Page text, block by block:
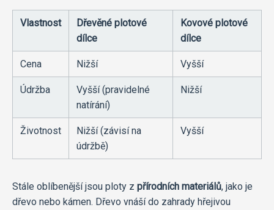
Vlastnost
Dřevěné plotové
dílce
Kovové plotové
dílce
Cena Nižší Vyšší
Údržba
Vyšší (pravidelné
natírání)
Nižší
Životnost
Nižší (závisí na
údržbě)
Vyšší
Stále oblíbenější jsou ploty z přírodních materiálů, jako je
dřevo nebo kámen. Dřevo vnáší do zahrady hřejivou